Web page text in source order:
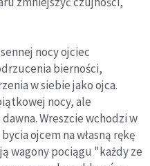
nocy ojciec
bierności,
w siebie jako ojca.
nocy, ale
Wreszcie wchodzi w
ojcem na własną rękę
wa­gony pociągu "każdy ze